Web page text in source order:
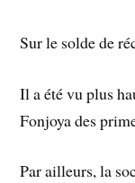
Sur le solde de
Il a été vu plus
Fonjoya des
Par ailleurs, la